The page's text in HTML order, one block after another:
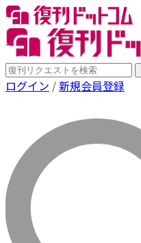
ログイン /新規会員登録